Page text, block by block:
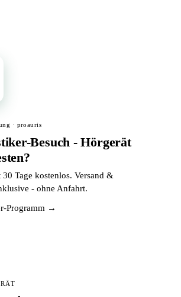
· proauris
Besuch - Hörgerät
Tage kostenlos. Versand &
- ohne Anfahrt.
Programm →